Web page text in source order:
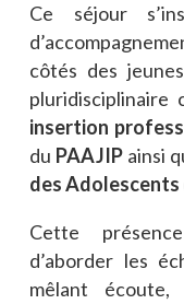
Ce séjour
côtés des
pluridisciplinaire
insertion
du PAAJIPainsi
des Adolescents
Cette
d’aborder les
mêlant